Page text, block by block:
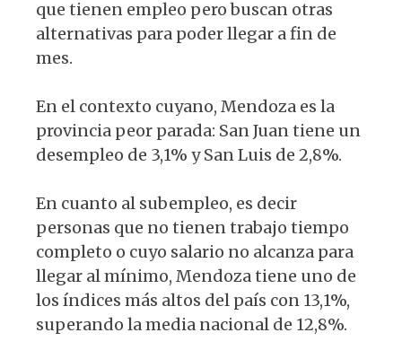
que tienen empleo pero buscan otras
alternativas para poder llegar a fin de
mes.
En el contexto cuyano, Mendoza es la
provincia peor parada: San Juan tiene un
desempleo de 3,1% y San Luis de 2,8%.
En cuanto al subempleo, es decir
personas que no tienen trabajo tiempo
completo o cuyo salario no alcanza para
llegar al mínimo, Mendoza tiene uno de
los índices más altos del país con 13,1%,
superando la media nacional de 12,8%.